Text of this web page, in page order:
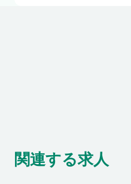
関連する求人